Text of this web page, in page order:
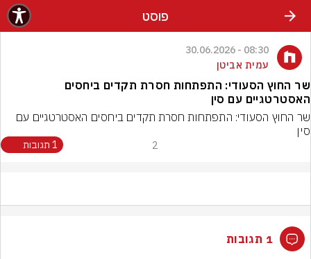
פוסט
08:30 - 30.06.2026
עמית אביטן
‏שר החוץ הסעודי: התפתחות חסרת תקדים ביחסים
האסטרטגיים עם סין
סין
2 1 תגובות
1 תגובות